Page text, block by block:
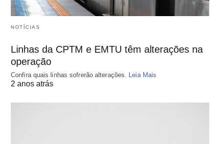
NOTÍCIAS
Linhas da CPTM e EMTU têm alterações na
operação
Confira quais linhas sofrerão alterações. Leia Mais
2 anos atrás